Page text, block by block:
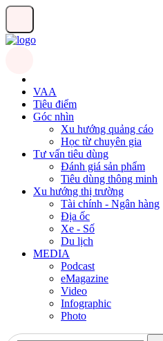
VAA
Tiêu điểm
Góc nhìn
Xu hướng quảng cáo
Học từ chuyên gia
Tư vấn tiêu dùng
Đánh giá sản phẩm
Tiêu dùng thông minh
Xu hướng thị trường
Tài chính - Ngân hàng
Địa ốc
Xe - Số
Du lịch
MEDIA
Podcast
eMagazine
Video
Infographic
Photo